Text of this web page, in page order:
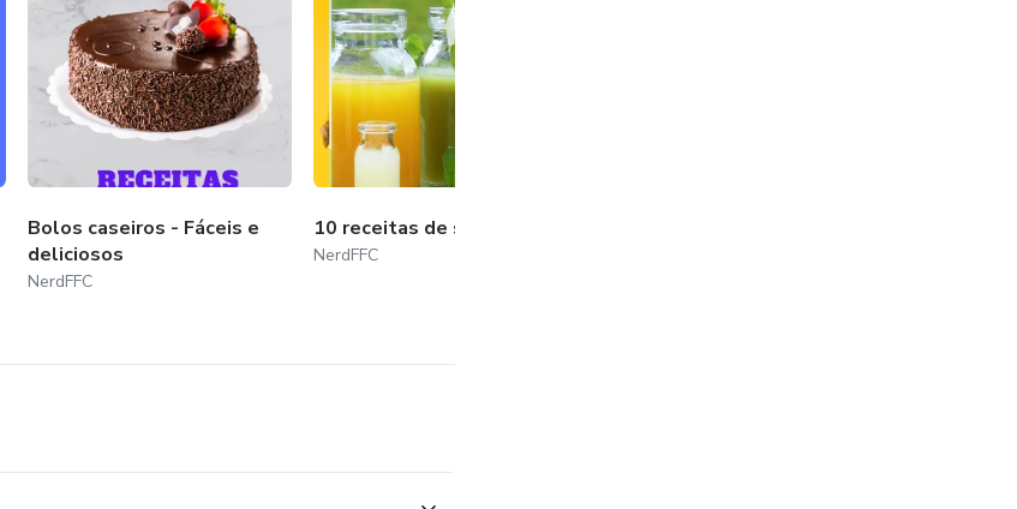
Bolos caseiros - Fáceis e
deliciosos
NerdFFC
10 receitas de sucos Vol.01
NerdFFC